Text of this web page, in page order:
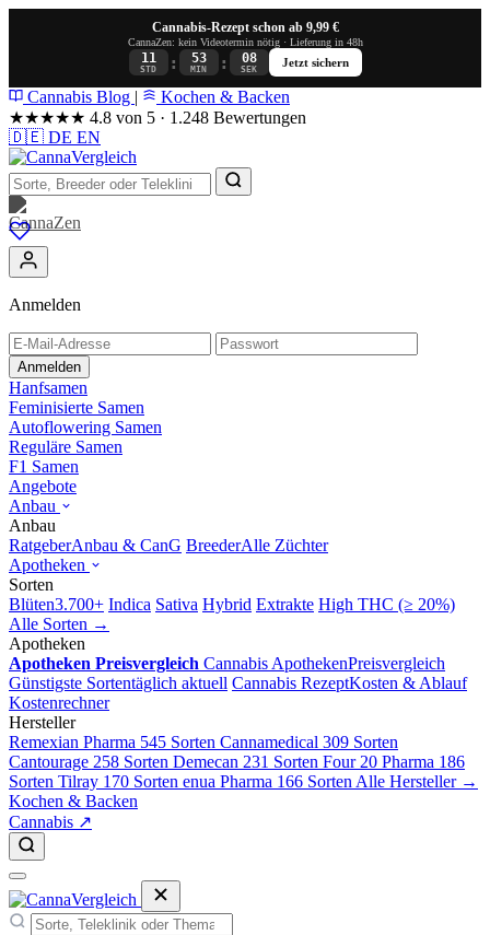
Cannabis-Rezept schon ab 9,99 €
CannaZen: kein Videotermin nötig · Lieferung in 48h
11
STD : 53
MIN : 07
SEK
Jetzt sichern
Cannabis Blog |
Kochen & Backen
★★★★★ 4.8 von 5 · 1.248 Bewertungen
🇩🇪 DE EN
Anmelden
Anmelden
Hanfsamen
Feminisierte Samen
Autoflowering Samen
Reguläre Samen
F1 Samen
Angebote
Anbau
Anbau
RatgeberAnbau & CanG BreederAlle Züchter
Apotheken
Sorten
Blüten3.700+ Indica Sativa Hybrid Extrakte High THC (≥ 20%)
Alle Sorten →
Apotheken
Apotheken Preisvergleich Cannabis ApothekenPreisvergleich
Günstigste Sortentäglich aktuell Cannabis RezeptKosten & Ablauf
Kostenrechner
Hersteller
Remexian Pharma 545 Sorten Cannamedical 309 Sorten
Cantourage 258 Sorten Demecan 231 Sorten Four 20 Pharma 186
Sorten Tilray 170 Sorten enua Pharma 166 Sorten Alle Hersteller →
Kochen & Backen
Cannabis ↗